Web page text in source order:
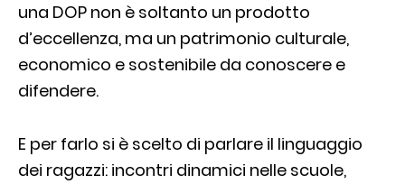
una DOP non è soltanto un prodotto
d’eccellenza, ma un patrimonio culturale,
economico e sostenibile da conoscere e
difendere.
E per farlo si è scelto di parlare il linguaggio
dei ragazzi: incontri dinamici nelle scuole,